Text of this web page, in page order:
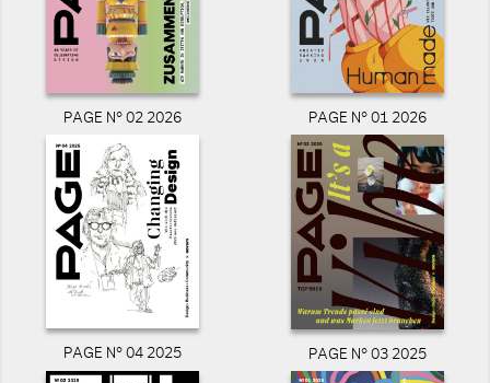
PAGE N° 02 2026 PAGE N° 01 2026
PAGE N° 04 2025 PAGE N° 03 2025